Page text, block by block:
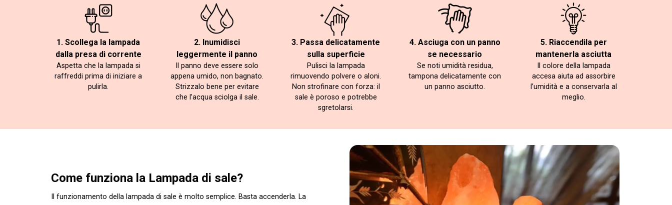
1. Scollega la lampada
dalla presa di corrente
Aspetta che la lampada si
raffreddi prima di iniziare a
pulirla.
2. Inumidisci
leggermente il panno
Il panno deve essere solo
appena umido, non bagnato.
Strizzalo bene per evitare
che l’acqua sciolga il sale.
3. Passa delicatamente
sulla superficie
Pulisci la lampada
rimuovendo polvere o aloni.
Non strofinare con forza: il
sale è poroso e potrebbe
sgretolarsi.
4. Asciuga con un panno
se necessario
Se noti umidità residua,
tampona delicatamente con
un panno asciutto.
5. Riaccendila per
mantenerla asciutta
Il colore della lampada
accesa aiuta ad assorbire
l’umidità e a conservarla al
meglio.
Come funziona la Lampada di sale?
Il funzionamento della lampada di sale è molto semplice. Basta accenderla. La